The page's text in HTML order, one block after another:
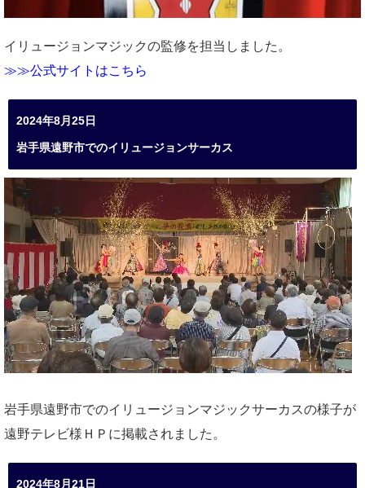
イリュージョンマジックの監修を担当しました。
≫≫公式サイトはこちら
2024年8月25日
岩手県遠野市でのイリュージョンサーカス
岩手県遠野市でのイリュージョンマジックサーカスの様子が
遠野テレビ様ＨＰに掲載されました。
2024年8月21日